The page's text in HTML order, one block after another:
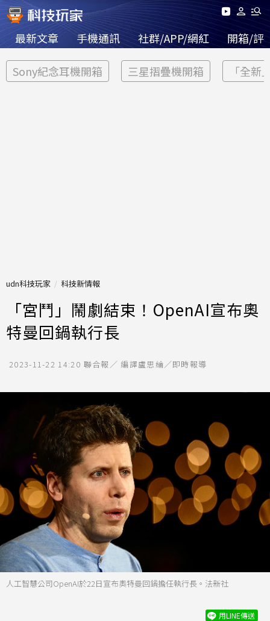
最新文章 手機通訊 社群/APP/網紅 開箱/評
Sony紀念耳機開箱 三星摺疊機開箱 「全新
udn科技玩家 科技新情報
「宮鬥」鬧劇結束！OpenAI宣布奧
特曼回鍋執行長
2023-11-22 14:20 聯合報／ 編譯盧思綸／即時報導
人工智慧公司OpenAI於22日宣布奧特曼回鍋擔任執行長。法新社
用LINE傳送